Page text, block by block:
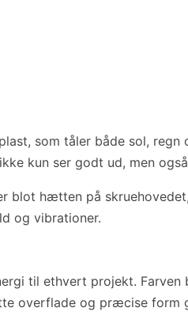
som tåler både sol,
kun ser godt ud, men
blot hætten på
og vibrationer.
til ethvert projekt.
overflade og præcise